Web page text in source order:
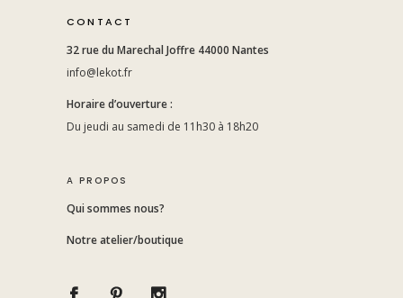
CONTACT
32 rue du Marechal Joffre 44000 Nantes
info@lekot.fr
Horaire d’ouverture :
Du jeudi au samedi de 11h30 à 18h20
A PROPOS
Qui sommes nous?
Notre atelier/boutique